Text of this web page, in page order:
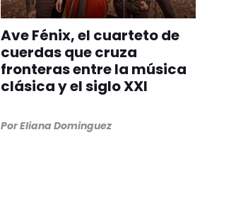
Ave Fénix, el cuarteto de
cuerdas que cruza
fronteras entre la música
clásica y el siglo XXI
PorEliana Dominguez